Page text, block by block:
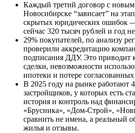
Каждый третий договор с
Новосибирске “зависает” на
скрытых юридических ошибок
сейчас 320 тысяч рублей и год
29% покупателей, по анализу
проверили аккредитацию
подписания ДДУ. Это приводит
сделки, невозможности
ипотеки и потере согласованных
В 2025 году на рынке работают
застройщиков, у которых есть
история и контроль над
«Брусника», «Дом-Строй»,
сравнить не имена, а реальный
жилья и отзывы.